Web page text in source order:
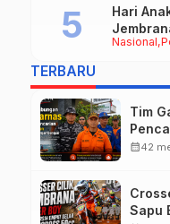
Nasional
Hari
TERBARU
Tim
calendar_month42
Sapu